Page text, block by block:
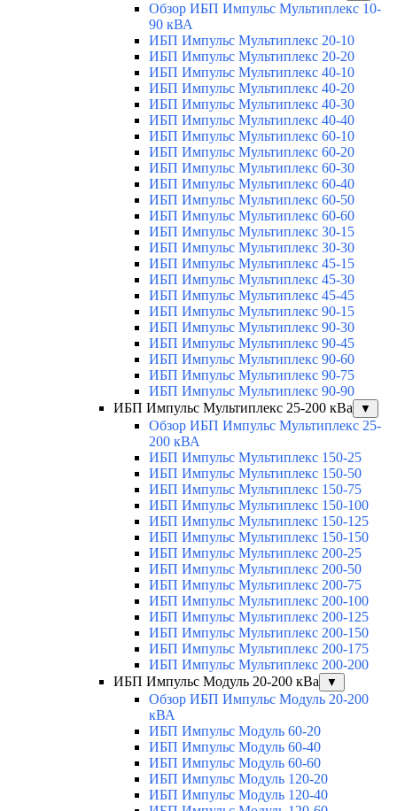
Обзор ИБП Импульс Мультиплекс 10-
90 кВА
ИБП Импульс Мультиплекс 20-10
ИБП Импульс Мультиплекс 20-20
ИБП Импульс Мультиплекс 40-10
ИБП Импульс Мультиплекс 40-20
ИБП Импульс Мультиплекс 40-30
ИБП Импульс Мультиплекс 40-40
ИБП Импульс Мультиплекс 60-10
ИБП Импульс Мультиплекс 60-20
ИБП Импульс Мультиплекс 60-30
ИБП Импульс Мультиплекс 60-40
ИБП Импульс Мультиплекс 60-50
ИБП Импульс Мультиплекс 60-60
ИБП Импульс Мультиплекс 30-15
ИБП Импульс Мультиплекс 30-30
ИБП Импульс Мультиплекс 45-15
ИБП Импульс Мультиплекс 45-30
ИБП Импульс Мультиплекс 45-45
ИБП Импульс Мультиплекс 90-15
ИБП Импульс Мультиплекс 90-30
ИБП Импульс Мультиплекс 90-45
ИБП Импульс Мультиплекс 90-60
ИБП Импульс Мультиплекс 90-75
ИБП Импульс Мультиплекс 90-90
ИБП Импульс Мультиплекс 25-200 кВа
▼
Обзор ИБП Импульс Мультиплекс 25-
200 кВА
ИБП Импульс Мультиплекс 150-25
ИБП Импульс Мультиплекс 150-50
ИБП Импульс Мультиплекс 150-75
ИБП Импульс Мультиплекс 150-100
ИБП Импульс Мультиплекс 150-125
ИБП Импульс Мультиплекс 150-150
ИБП Импульс Мультиплекс 200-25
ИБП Импульс Мультиплекс 200-50
ИБП Импульс Мультиплекс 200-75
ИБП Импульс Мультиплекс 200-100
ИБП Импульс Мультиплекс 200-125
ИБП Импульс Мультиплекс 200-150
ИБП Импульс Мультиплекс 200-175
ИБП Импульс Мультиплекс 200-200
ИБП Импульс Модуль 20-200 кВа
▼
Обзор ИБП Импульс Модуль 20-200
кВА
ИБП Импульс Модуль 60-20
ИБП Импульс Модуль 60-40
ИБП Импульс Модуль 60-60
ИБП Импульс Модуль 120-20
ИБП Импульс Модуль 120-40